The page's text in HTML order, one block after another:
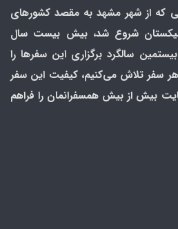
که از شهر مشهد به مقصد کشورهای
شروع شد، بیش بیست سال
گذشته است. در سال 1404 بیستمین سالگرد برگزاری این سفرها را
سفر تلاش می‌کنیم، کیفیت این سفر
بیش از بیش همسفرانمان را فراهم